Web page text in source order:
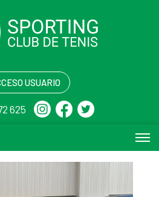
USUARIO
625